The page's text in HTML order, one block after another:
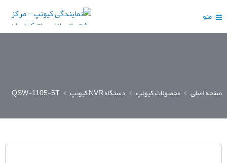
منو
صفحه اصلی محصولات کیونپ دستگاه NVR کیونپ QSW-1105-5T